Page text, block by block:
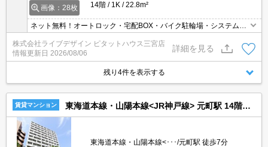
画像：28枚
14階
1K 22.8m²
ネット無料！オートロック・宅配BOX・バイク駐輪場・システムキ
ッチン等設備充実！
株式会社ライブデザイン ピタットハウス三宮店
情報更新日 2026/08/06
詳細を見る
残り4件を表示する
賃貸マンション 東海道本線・山陽本線<JR神戸線> 元町駅 14階建 築10年
東海道本線・山陽本線<･･･/元町駅 徒歩7分